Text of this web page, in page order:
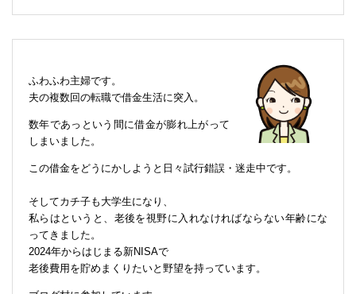
ふわふわ主婦です。
夫の複数回の転職で借金生活に突入。
数年であっという間に借金が膨れ上がって
しまいました。
この借金をどうにかしようと日々試行錯誤・迷走中です。
そしてカチ子も大学生になり、
私らはというと、老後を視野に入れなければならない年齢にな
ってきました。
2024年からはじまる新NISAで
老後費用を貯めまくりたいと野望を持っています。